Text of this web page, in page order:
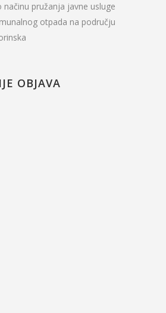
načinu pružanja javne usluge
otpada na području
OBJAVA